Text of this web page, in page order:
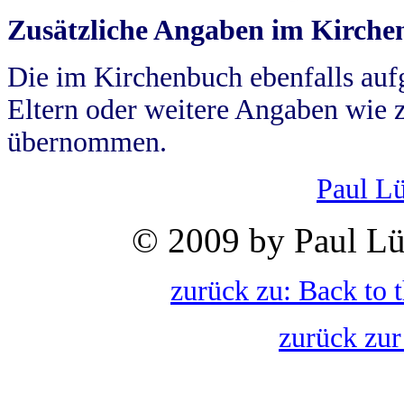
Zusätzliche Angaben im
Die im Kirchenbuch ebenfalls
Eltern oder weitere Angaben wie
übernommen.
Paul
© 2009 by Paul
zurück zu: Back to
zurück